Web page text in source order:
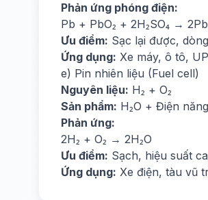
Phản ứng phóng điện:
Pb + PbO₂ + 2H₂SO₄ →
Ưu điểm: Sạc lại được,
Ứng dụng: Xe máy, ô tô,
e) Pin nhiên liệu (Fuel cell)
Nguyên liệu: H₂ + O₂
Sản phẩm: H₂O + Điện năng
Phản ứng:
2H₂ + O₂ → 2H₂O
Ưu điểm: Sạch, hiệu suất
Ứng dụng: Xe điện, tàu vũ